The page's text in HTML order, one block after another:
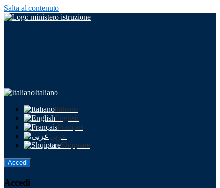
Salta al contenuto
Italiano
Italiano
English
Français
عربى
Shqiptare
Accedi
Accedi